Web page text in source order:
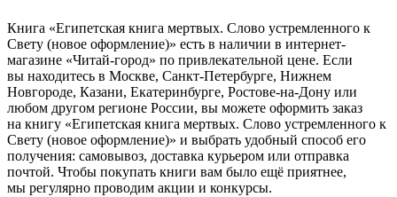
Книга «Египетская книга мертвых. Слово устремленного к
Свету (новое оформление)» есть в наличии в интернет-
магазине «Читай-город» по привлекательной цене. Если
вы находитесь в Москве, Санкт-Петербурге, Нижнем
Новгороде, Казани, Екатеринбурге, Ростове-на-Дону или
любом другом регионе России, вы можете оформить заказ
на книгу «Египетская книга мертвых. Слово устремленного к
Свету (новое оформление)» и выбрать удобный способ его
получения: самовывоз, доставка курьером или отправка
почтой. Чтобы покупать книги вам было ещё приятнее,
мы регулярно проводим акции и конкурсы.